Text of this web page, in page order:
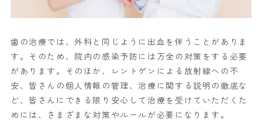
歯の治療では、外科と同じように出血を伴うことがありま
す。そのため、院内の感染予防には万全の対策をする必要
があります。そのほか、レントゲンによる放射線への不
安、皆さんの個人情報の管理、治療に関する説明の徹底な
ど、皆さんにできる限り安心して治療を受けていただくた
めには、さまざまな対策やルールが必要になります。